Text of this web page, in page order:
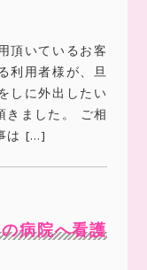
頂いているお客
利用者様が、旦
しに外出したい
きました。 ご相
は […]
病院へ看護